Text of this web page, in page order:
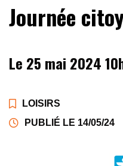
Journée
Le 25 mai 2024
LOISIRS
PUBLIÉ LE 14/05/24